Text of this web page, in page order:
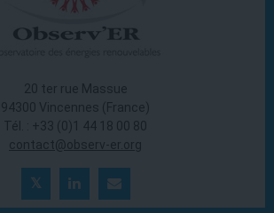
20 ter rue Massue
94300 Vincennes (France)
Tél. : +33 (0)1 44 18 00 80
contact@observ-er.org